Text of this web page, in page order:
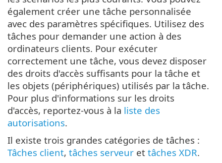
également créer une tâche personnalisée
avec des paramètres spécifiques. Utilisez des
tâches pour demander une action à des
ordinateurs clients. Pour exécuter
correctement une tâche, vous devez disposer
des droits d'accès suffisants pour la tâche et
les objets (périphériques) utilisés par la tâche.
Pour plus d'informations sur les droits
d'accès, reportez-vous à la liste des
autorisations.
Il existe trois grandes catégories de tâches :
Tâches client, tâches serveur et tâches XDR.